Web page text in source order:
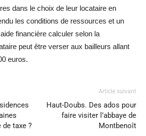
dans le choix de leur locataire en
les conditions de ressources et un
financière calculer selon la
peut être verser aux bailleurs allant
euros.
de taxe ?
Article suivant
Haut-Doubs. Des ados pour
faire visiter l’abbaye de
Montbenoît